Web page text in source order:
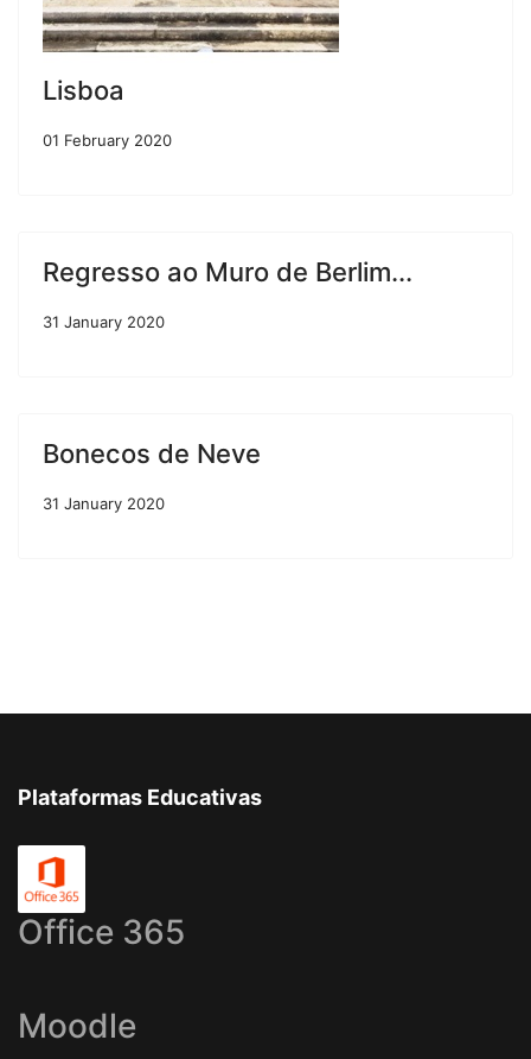
Lisboa
01 February 2020
Regresso ao Muro de Berlim...
31 January 2020
Bonecos de Neve
31 January 2020
Plataformas Educativas
Office 365
Moodle